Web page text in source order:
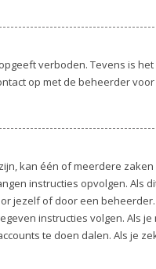
verboden. Tevens is
op met de beheerder
kan één of meerdere
instructies opvolgen. Als
jezelf of door een
instructies volgen. Als
te doen dalen. Als je